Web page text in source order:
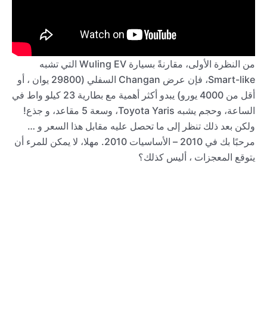
من النظرة الأولى، مقارنةً بسيارة Wuling EV التي تشبه
Smart-like، فإن عرض Changan السفلي (29800 يوان ، أو
أقل من 4000 يورو) يبدو أكثر أهمية مع بطارية 23 كيلو واط في
الساعة، وحجم يشبه Toyota Yaris، وسعة 5 مقاعد، و جذع!
ولكن بعد ذلك تنظر إلى ما تحصل عليه مقابل هذا السعر و …
مرحبًا بك في 2010 – الأساسيات 2010. مهلا، لا يمكن للمرء أن
يتوقع المعجزات ، أليس كذلك؟